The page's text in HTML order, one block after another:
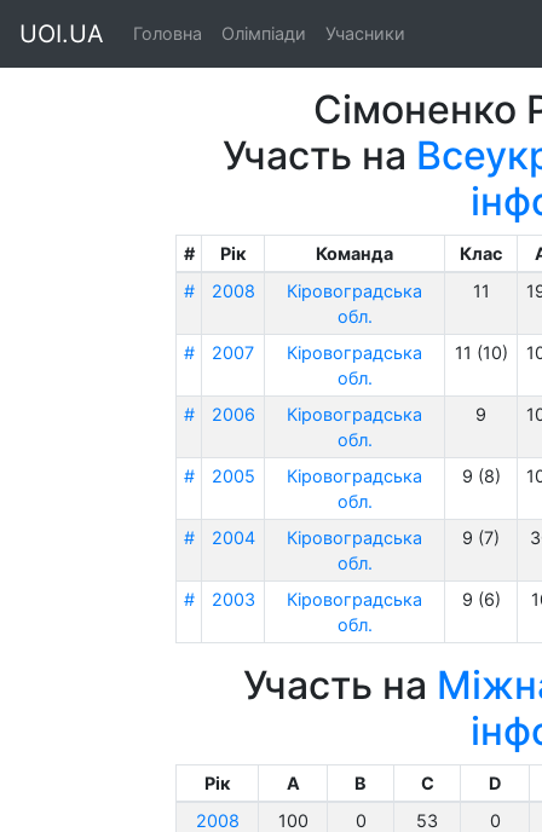
UOI.UA Головна Олімпіади Учасники
Сімоненко
Участь на
# Рік Команда Клас
#
2008
Кіровоградська
обл.
11
# 2007
Кіровоградська
обл.
11 (10)
# 2006
Кіровоградська
обл.
9
# 2005
Кіровоградська
обл.
9 (8)
# 2004
Кіровоградська
обл.
9 (7)
# 2003
Кіровоградська
обл.
9 (6)
Участь на
Рік A B C
D
2008
100 0 53
0